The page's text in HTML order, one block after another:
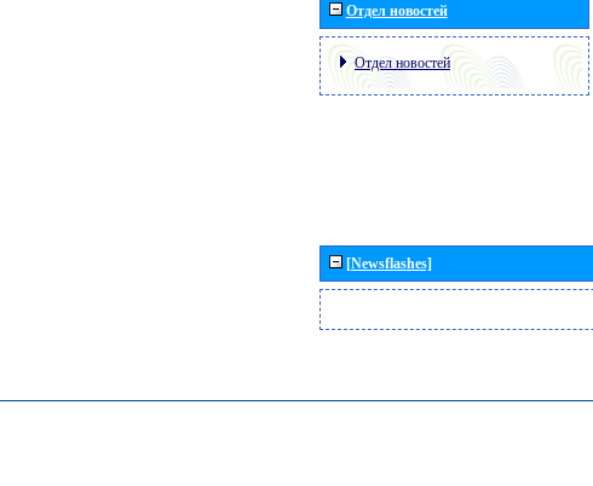
Отдел новостей
Отдел новостей
[Newsflashes]